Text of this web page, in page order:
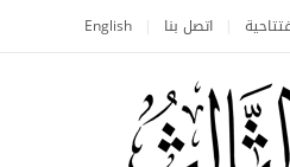
اتصل بنا English